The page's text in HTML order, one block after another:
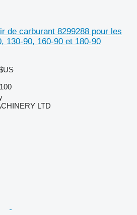
de carburant 8299288 pour les
130-90, 160-90 et 180-90
LTD